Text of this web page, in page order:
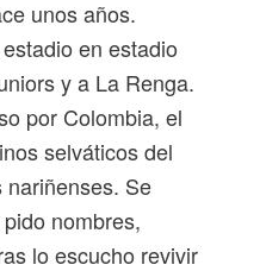
unos años.
en estadio
y a La Renga.
por Colombia, el
selváticos del
Se
nombres,
lo escucho revivir